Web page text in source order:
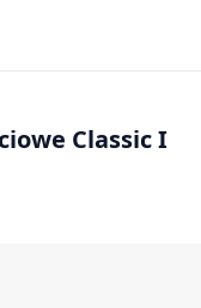
Classic I